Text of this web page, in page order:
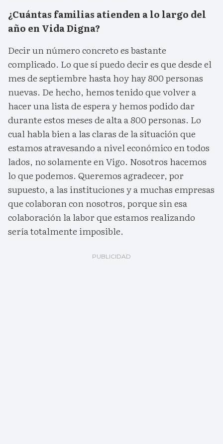
¿Cuántas familias atienden a lo largo del
año en Vida Digna?
Decir un número concreto es bastante
complicado. Lo que sí puedo decir es que desde el
mes de septiembre hasta hoy hay 800 personas
nuevas. De hecho, hemos tenido que volver a
hacer una lista de espera y hemos podido dar
durante estos meses de alta a 800 personas. Lo
cual habla bien a las claras de la situación que
estamos atravesando a nivel económico en todos
lados, no solamente en Vigo. Nosotros hacemos
lo que podemos. Queremos agradecer, por
supuesto, a las instituciones y a muchas empresas
que colaboran con nosotros, porque sin esa
colaboración la labor que estamos realizando
sería totalmente imposible.